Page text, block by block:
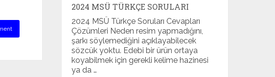
2024 MSÜ TÜRKÇE SORULARI
2024 MSÜ Türkçe Soruları Cevapları
Çözümleri Neden resim yapmadığını,
şarkı söylemediğini açıklayabilecek
sözcük yoktu. Edebi bir ürün ortaya
koyabilmek için gerekli kelime hazinesi
ya da …